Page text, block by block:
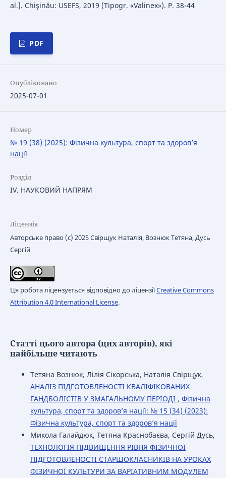
al.]. Chişinău: USEFS, 2019 (Tipogr. «Valinex»). Р. 38-44
PDF
Опубліковано
2025-07-01
Номер
№ 19 (38) (2025): Фізична культура, спорт та здоров’я
нації
Розділ
IV. НАУКОВИЙ НАПРЯМ
Ліцензія
Авторське право (c) 2025 Свірщук Наталія, Вознюк Тетяна, Дусь
Сергій
Ця робота ліцензується відповідно до ліцензіїCreative Commons
Attribution 4.0 International License.
Статті цього автора (цих авторів), які
найбільше читають
Тетяна Вознюк, Лілія Сікорська, Наталія Свірщук,
АНАЛІЗ ПІДГОТОВЛЕНОСТІ КВАЛІФІКОВАНИХ
ГАНДБОЛІСТІВ У ЗМАГАЛЬНОМУ ПЕРІОДІ , Фізична
культура, спорт та здоров’я нації: № 15 (34) (2023):
Фізична культура, спорт та здоров’я нації
Микола Галайдюк, Тетяна Краснобаєва, Сергій Дусь,
ТЕХНОЛОГІЯ ПІДВИЩЕННЯ РІВНЯ ФІЗИЧНОЇ
ПІДГОТОВЛЕНОСТІ СТАРШОКЛАСНИКІВ НА УРОКАХ
ФІЗИЧНОЇ КУЛЬТУРИ ЗА ВАРІАТИВНИМ МОДУЛЕМ